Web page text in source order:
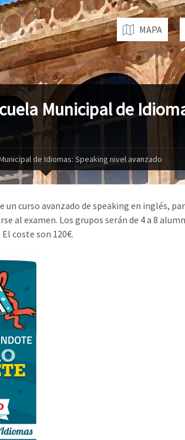
MAPA
Municipal de
de Idiomas: Speaking nivel avanzado
un curso avanzado de speaking en inglés,
al examen. Los grupos serán de 4 a 8
coste son 120€.